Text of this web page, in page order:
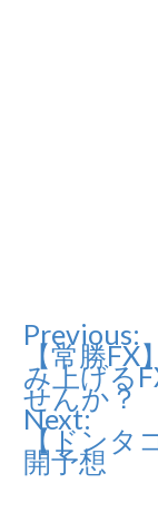
投
稿
ナ
ビ
ゲ
Previous:
【常勝FX
み上げる
せんか？
Next:
【ドンタ
開予想